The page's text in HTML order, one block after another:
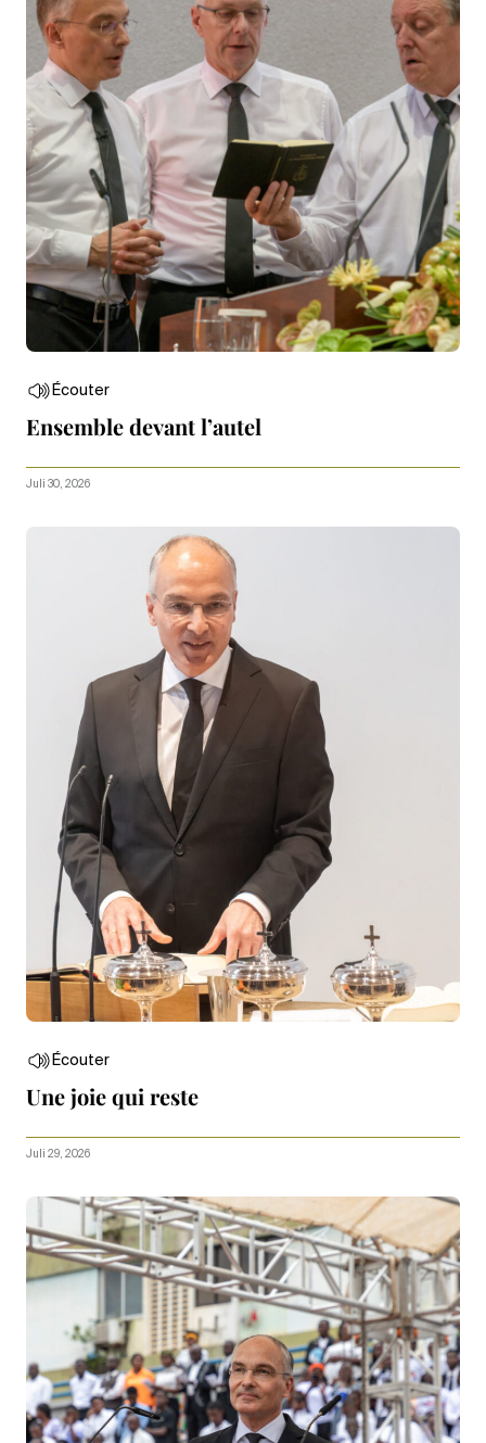
Écouter
Ensemble devant l’autel
Juli 30, 2026
Écouter
Une joie qui reste
Juli 29, 2026